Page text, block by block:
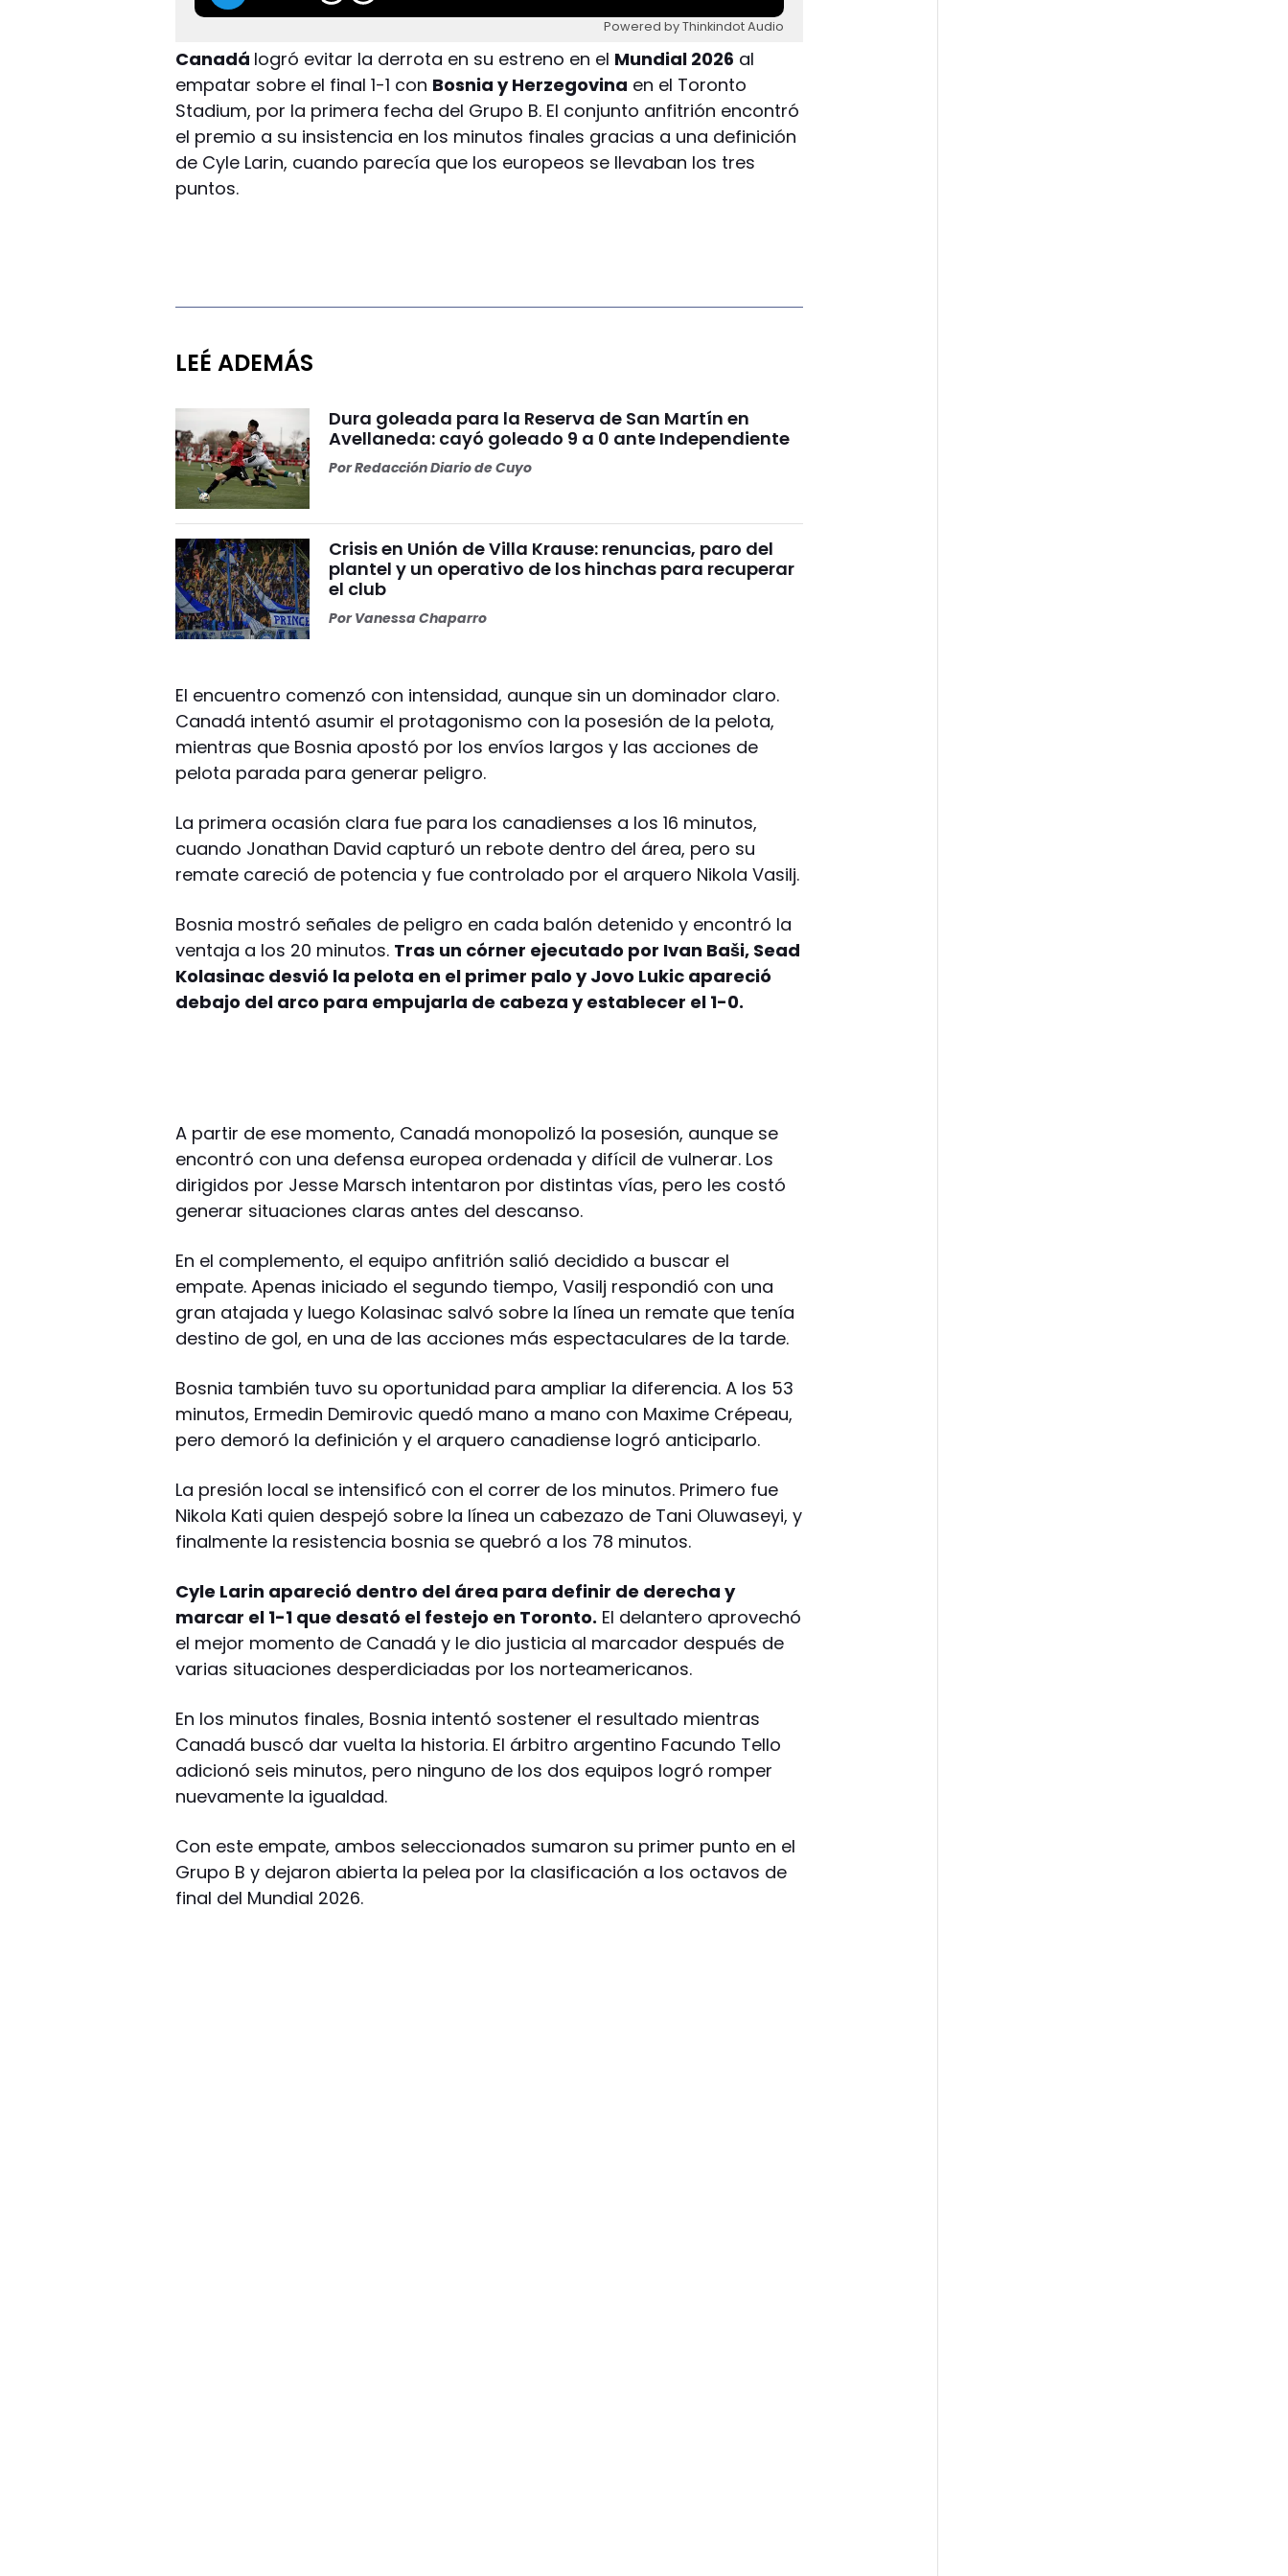
Powered by Thinkindot Audio
Canadá logró evitar la derrota en su estreno en el Mundial 2026 al
empatar sobre el final 1-1 con Bosnia y Herzegovina en el Toronto
Stadium, por la primera fecha del Grupo B. El conjunto anfitrión encontró
el premio a su insistencia en los minutos finales gracias a una definición
de Cyle Larin, cuando parecía que los europeos se llevaban los tres
puntos.
LEÉ ADEMÁS
Dura goleada para la Reserva de San Martín en
Avellaneda: cayó goleado 9 a 0 ante Independiente
PorRedacción Diario de Cuyo
Crisis en Unión de Villa Krause: renuncias, paro del
plantel y un operativo de los hinchas para recuperar
el club
PorVanessa Chaparro
El encuentro comenzó con intensidad, aunque sin un dominador claro.
Canadá intentó asumir el protagonismo con la posesión de la pelota,
mientras que Bosnia apostó por los envíos largos y las acciones de
pelota parada para generar peligro.
La primera ocasión clara fue para los canadienses a los 16 minutos,
cuando Jonathan David capturó un rebote dentro del área, pero su
remate careció de potencia y fue controlado por el arquero Nikola Vasilj.
Bosnia mostró señales de peligro en cada balón detenido y encontró la
ventaja a los 20 minutos. Tras un córner ejecutado por Ivan Baši, Sead
Kolasinac desvió la pelota en el primer palo y Jovo Lukic apareció
debajo del arco para empujarla de cabeza y establecer el 1-0.
A partir de ese momento, Canadá monopolizó la posesión, aunque se
encontró con una defensa europea ordenada y difícil de vulnerar. Los
dirigidos por Jesse Marsch intentaron por distintas vías, pero les costó
generar situaciones claras antes del descanso.
En el complemento, el equipo anfitrión salió decidido a buscar el
empate. Apenas iniciado el segundo tiempo, Vasilj respondió con una
gran atajada y luego Kolasinac salvó sobre la línea un remate que tenía
destino de gol, en una de las acciones más espectaculares de la tarde.
Bosnia también tuvo su oportunidad para ampliar la diferencia. A los 53
minutos, Ermedin Demirovic quedó mano a mano con Maxime Crépeau,
pero demoró la definición y el arquero canadiense logró anticiparlo.
La presión local se intensificó con el correr de los minutos. Primero fue
Nikola Kati quien despejó sobre la línea un cabezazo de Tani Oluwaseyi, y
finalmente la resistencia bosnia se quebró a los 78 minutos.
Cyle Larin apareció dentro del área para definir de derecha y
marcar el 1-1 que desató el festejo en Toronto. El delantero aprovechó
el mejor momento de Canadá y le dio justicia al marcador después de
varias situaciones desperdiciadas por los norteamericanos.
En los minutos finales, Bosnia intentó sostener el resultado mientras
Canadá buscó dar vuelta la historia. El árbitro argentino Facundo Tello
adicionó seis minutos, pero ninguno de los dos equipos logró romper
nuevamente la igualdad.
Con este empate, ambos seleccionados sumaron su primer punto en el
Grupo B y dejaron abierta la pelea por la clasificación a los octavos de
final del Mundial 2026.